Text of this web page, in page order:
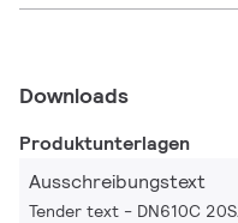
Downloads
Produktunterlagen
Ausschreibungstext
Tender text - DN610C